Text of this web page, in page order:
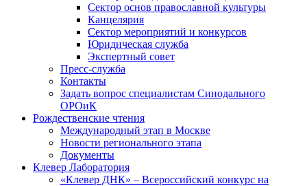
Сектор основ православной культуры
Канцелярия
Сектор мероприятий и конкурсов
Юридическая служба
Экспертный совет
Пресс-служба
Контакты
Задать вопрос специалистам Синодального
ОРОиК
Рождественские чтения
Международный этап в Москве
Новости регионального этапа
Документы
Клевер Лаборатория
«Клевер ДНК» – Всероссийский конкурс на